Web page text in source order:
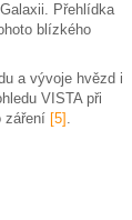
Přehlídka
blízkého
a vývoje hvězd i
VISTA při
záření [5] .